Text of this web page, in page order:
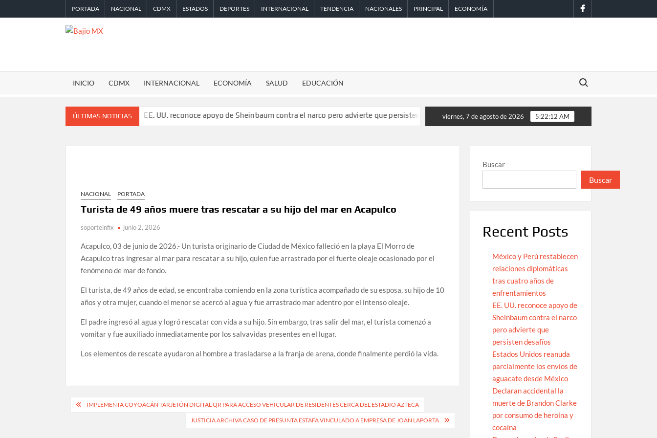
al
PORTADA NACIONAL CDMX ESTADOS DEPORTES INTERNACIONAL TENDENCIA NACIONALES PRINCIPAL ECONOMÍA facebook
MX
INICIO CDMX INTERNACIONAL ECONOMÍA SALUD EDUCACIÓN
Buscar:
ÚLTIMAS NOTICIAS
años de enfrentamientos EE. UU. reconoce apoyo de Sheinbaum contra el narco pero advierte que persisten desafíos Estados Unidos reanuda parcialmente los envíos de aguacate desde
viernes, 7 de agosto de 2026 5:22:13 AM
NACIONAL PORTADA
Turista de 49 años muere tras rescatar a su hijo del mar en Acapulco
soporteinfix junio 2, 2026
Acapulco, 03 de junio de 2026.- Un turista originario de Ciudad de México falleció en la playa El Morro de
Acapulco tras ingresar al mar para rescatar a su hijo, quien fue arrastrado por el fuerte oleaje ocasionado por el
fenómeno de mar de fondo.
El turista, de 49 años de edad, se encontraba comiendo en la zona turística acompañado de su esposa, su hijo de 10
años y otra mujer, cuando el menor se acercó al agua y fue arrastrado mar adentro por el intenso oleaje.
El padre ingresó al agua y logró rescatar con vida a su hijo. Sin embargo, tras salir del mar, el turista comenzó a
vomitar y fue auxiliado inmediatamente por los salvavidas presentes en el lugar.
Los elementos de rescate ayudaron al hombre a trasladarse a la franja de arena, donde finalmente perdió la vida.
Navegación
IMPLEMENTA COYOACÁN TARJETÓN DIGITAL QR PARA ACCESO VEHICULAR DE RESIDENTES CERCA DEL ESTADIO AZTECA
JUSTICIA ARCHIVA CASO DE PRESUNTA ESTAFA VINCULADO A EMPRESA DE JOAN LAPORTA
Buscar
Buscar
Recent Posts
México y Perú restablecen
relaciones diplomáticas
tras cuatro años de
enfrentamientos
EE. UU. reconoce apoyo de
Sheinbaum contra el narco
pero advierte que
persisten desafíos
Estados Unidos reanuda
parcialmente los envíos de
aguacate desde México
Declaran accidental la
muerte de Brandon Clarke
por consumo de heroína y
cocaína